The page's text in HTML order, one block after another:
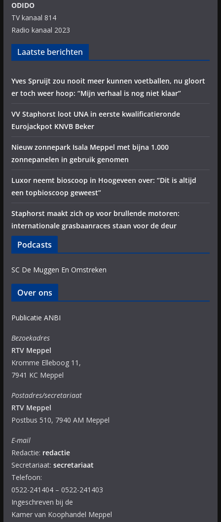
ODIDO
TV kanaal 814
Radio kanaal 2023
Laatste berichten
Yves Spruijt zou nooit meer kunnen voetballen, nu gloort
er toch weer hoop: “Mijn verhaal is nog niet klaar”
VV Staphorst loot UNA in eerste kwalificatieronde
Eurojackpot KNVB Beker
Nieuw zonnepark Isala Meppel met bijna 1.000
zonnepanelen in gebruik genomen
Luxor neemt bioscoop in Hoogeveen over: “Dit is altijd
een topbioscoop geweest”
Staphorst maakt zich op voor brullende motoren:
internationale grasbaanraces staan voor de deur
Podcasts
SC De Muggen En Omstreken
Over ons
Publicatie ANBI
Bezoekadres
RTV Meppel
Kromme Elleboog 11,
7941 KC Meppel
Postadres/secretariaat
RTV Meppel
Postbus 510, 7940 AM Meppel
E-mail
Redactie: redactie
Secretariaat: secretariaat
Telefoon:
0522-241404 – 0522-241403
Ingeschreven bij de
Kamer van Koophandel Meppel